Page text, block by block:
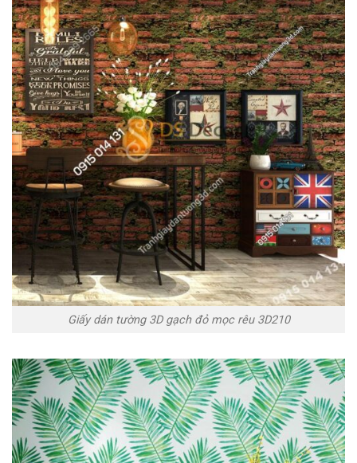
Giấy dán tường 3D gạch đỏ mọc rêu 3D210